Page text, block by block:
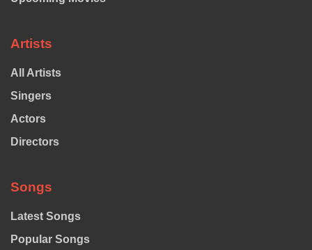
Artists
All Artists
Singers
Actors
Directors
Songs
Latest Songs
Popular Songs